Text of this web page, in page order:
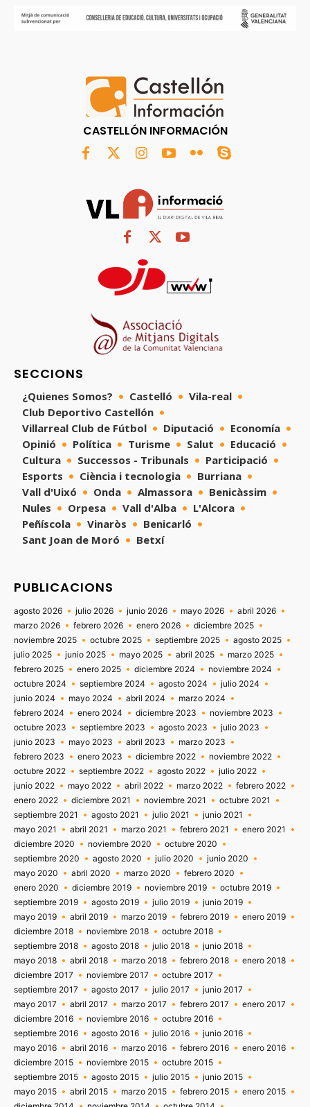
CASTELLÓN INFORMACIÓN
SECCIONS
¿Quienes Somos? Castelló
Vila-real
Club Deportivo Castellón
Villarreal Club de Fútbol
Diputació
Economía
Opinió
Política Turisme Salut
Educació
Cultura
Successos - Tribunals
Participació
Esports
Ciència i tecnologia
Burriana
Vall d'Uixó
Onda Almassora
Benicàssim
Nules
Orpesa Vall d'Alba
L'Alcora
Peñíscola
Vinaròs
Benicarló
Sant Joan de Moró
Betxí
PUBLICACIONS
agosto 2026 julio 2026 junio 2026 mayo 2026
abril 2026
marzo 2026
febrero 2026 enero 2026
diciembre 2025
noviembre 2025
octubre 2025 septiembre 2025
agosto 2025
julio 2025
junio 2025 mayo 2025 abril 2025
marzo 2025
febrero 2025
enero 2025 diciembre 2024
noviembre 2024
octubre 2024
septiembre 2024 agosto 2024
julio 2024
junio 2024
mayo 2024 abril 2024
marzo 2024
febrero 2024
enero 2024 diciembre 2023
noviembre 2023
octubre 2023
septiembre 2023 agosto 2023
julio 2023
junio 2023
mayo 2023 abril 2023
marzo 2023
febrero 2023
enero 2023 diciembre 2022
noviembre 2022
octubre 2022
septiembre 2022 agosto 2022
julio 2022
junio 2022
mayo 2022 abril 2022 marzo 2022
febrero 2022
enero 2022
diciembre 2021 noviembre 2021
octubre 2021
septiembre 2021
agosto 2021 julio 2021
junio 2021
mayo 2021
abril 2021 marzo 2021 febrero 2021
enero 2021
diciembre 2020
noviembre 2020
octubre 2020
septiembre 2020
agosto 2020 julio 2020
junio 2020
mayo 2020
abril 2020 marzo 2020
febrero 2020
enero 2020
diciembre 2019 noviembre 2019
octubre 2019
septiembre 2019
agosto 2019 julio 2019
junio 2019
mayo 2019
abril 2019 marzo 2019 febrero 2019
enero 2019
diciembre 2018
noviembre 2018
octubre 2018
septiembre 2018
agosto 2018 julio 2018
junio 2018
mayo 2018
abril 2018 marzo 2018 febrero 2018
enero 2018
diciembre 2017
noviembre 2017
octubre 2017
septiembre 2017
agosto 2017 julio 2017
junio 2017
mayo 2017
abril 2017 marzo 2017 febrero 2017
enero 2017
diciembre 2016
noviembre 2016
octubre 2016
septiembre 2016
agosto 2016 julio 2016
junio 2016
mayo 2016
abril 2016 marzo 2016 febrero 2016
enero 2016
diciembre 2015
noviembre 2015
octubre 2015
septiembre 2015
agosto 2015 julio 2015
junio 2015
mayo 2015
abril 2015 marzo 2015 febrero 2015
enero 2015